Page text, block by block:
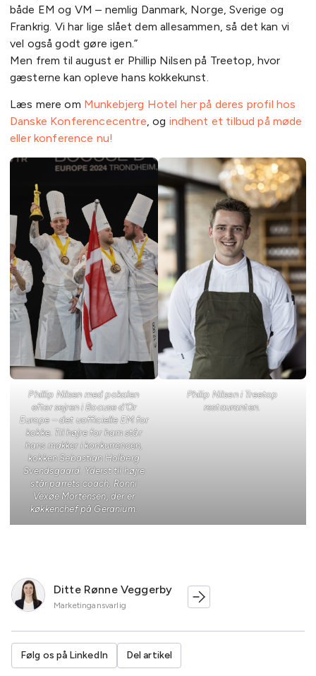
både EM og VM – nemlig Danmark, Norge, Sverige og
Frankrig. Vi har lige slået dem allesammen, så det kan vi
vel også godt gøre igen.”
Men frem til august er Phillip Nilsen på Treetop, hvor
gæsterne kan opleve hans kokkekunst.
Læs mere om Munkebjerg Hotel her på deres profil hos
Danske Konferencecentre, og indhent et tilbud på møde
eller konference nu!
Phillip Nilsen med pokalen
efter sejren i Bocuse d’Or
Europe – det uofficielle EM for
kokke. Til højre for ham står
hans makker i konkurrencen,
kokken Sebastian Holberg
Svendsgaard. Yderst til højre
står parrets coach, Ronni
Vexøe Mortensen, der er
køkkenchef på Geranium.
Philip Nilsen i Treetop
restauranten.
Ditte Rønne Veggerby
Marketingansvarlig
Følg os på LinkedIn Del artikel